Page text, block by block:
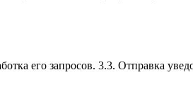
его запросов. 3.3. Отправка